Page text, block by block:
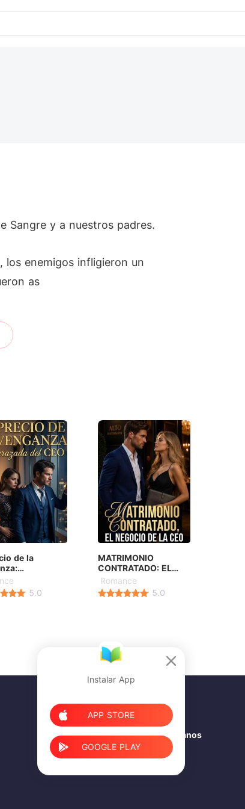
Sangre y a nuestros padres.
los enemigos infligieron un
as
de la
del CEO
5.0
MATRIMONIO
CONTRATADO: EL
NEGOCIO DE LA CEO
Romance
5.0
Instalar App
APP STORE
GOOGLE PLAY
Síganos